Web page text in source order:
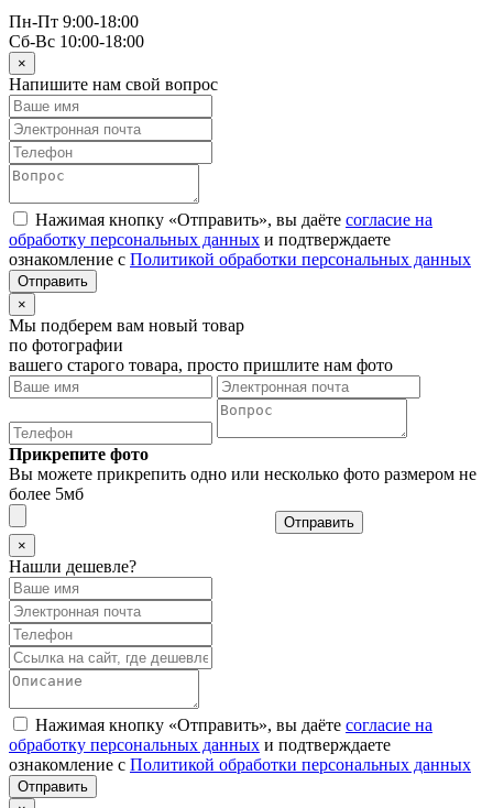
Пн-Пт 9:00-18:00
Сб-Вс 10:00-18:00
×
Напишите нам свой вопрос
Нажимая кнопку «Отправить», вы даёте согласие на
обработку персональных данных и подтверждаете
ознакомление с Политикой обработки персональных данных
×
Мы подберем вам новый товар
по фотографии
вашего старого товара, просто пришлите нам фото
Прикрепите фото
Вы можете прикрепить одно или несколько фото размером не
более 5мб
Отправить
×
Нашли дешевле?
Нажимая кнопку «Отправить», вы даёте согласие на
обработку персональных данных и подтверждаете
ознакомление с Политикой обработки персональных данных